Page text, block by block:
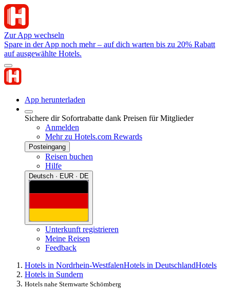
Zur App wechseln
Spare in der App noch mehr – auf dich warten bis zu 20% Rabatt
auf ausgewählte Hotels.
App herunterladen
Sichere dir Sofortrabatte dank Preisen für Mitglieder
Anmelden
Mehr zu Hotels.com Rewards
Posteingang
Reisen buchen
Hilfe
Deutsch · EUR · DE
Unterkunft registrieren
Meine Reisen
Feedback
Hotels in Nordrhein-WestfalenHotels in DeutschlandHotels
Hotels in Sundern
Hotels nahe Sternwarte Schömberg